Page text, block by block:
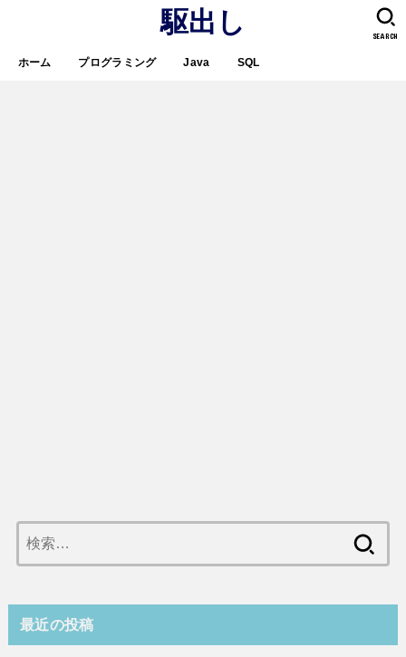
駆出し
ホーム プログラミング Java SQL
SEARCH
索:
最近の投稿